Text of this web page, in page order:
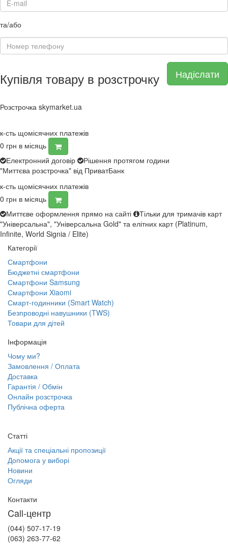
та/або
Надіслати
Купівля товару в розстрочку
Розстрочка skymarket.ua
к-сть щомісячних платежів
0 грн в місяць
Електронний договір
Рішення протягом години
"Миттєва розстрочка" від ПриватБанк
к-сть щомісячних платежів
0 грн в місяць
Миттєве оформлення прямо на сайті
Тільки для тримачів карт
"Універсальна", "Універсальна Gold" та елітних карт (Platinum,
Infinite, World Signia / Elite)
Категорії
Смартфони
Бюджетні смартфони
Смартфони Samsung
Смартфони Xiaomi
Смарт-годинники (Smart Watch)
Безпроводні навушники (TWS)
Товари для дітей
Інформація
Чому ми?
Замовлення / Оплата
Доставка
Гарантія / Обмін
Онлайн розстрочка
Публічна оферта
Статті
Акції та спеціальні пропозиції
Допомога у виборі
Новини
Огляди
Контакти
Call-центр
(044) 507-17-19
(063) 263-77-62